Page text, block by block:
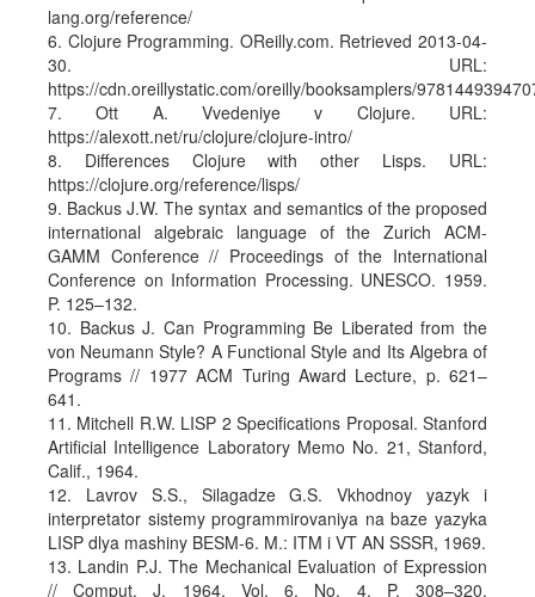
lang.org/reference/
6. Clojure Programming. OReilly.com. Retrieved 2013-04-
30. URL:
https://cdn.oreillystatic.com/oreilly/booksamplers/
7. Ott A. Vvedeniye v Clojure. URL:
https://alexott.net/ru/clojure/clojure-intro/
8. Differences Clojure with other Lisps. URL:
https://clojure.org/reference/lisps/
9. Backus J.W. The syntax and semantics of the proposed
international algebraic language of the Zurich ACM-
GAMM Conference // Proceedings of the International
Conference on Information Processing. UNESCO. 1959.
P. 125–132.
10. Backus J. Can Programming Be Liberated from the
von Neumann Style? A Functional Style and Its Algebra of
Programs // 1977 ACM Turing Award Lecture, p. 621–
641.
11. Mitchell R.W. LISP 2 Specifications Proposal. Stanford
Artificial Intelligence Laboratory Memo No. 21, Stanford,
Calif., 1964.
12. Lavrov S.S., Silagadze G.S. Vkhodnoy yazyk i
interpretator sistemy programmirovaniya na baze yazyka
LISP dlya mashiny BESM-6. M.: ITM i VT AN SSSR, 1969.
13. Landin P.J. The Mechanical Evaluation of Expression
// Comput. J. 1964. Vol. 6, No. 4. P. 308–320.